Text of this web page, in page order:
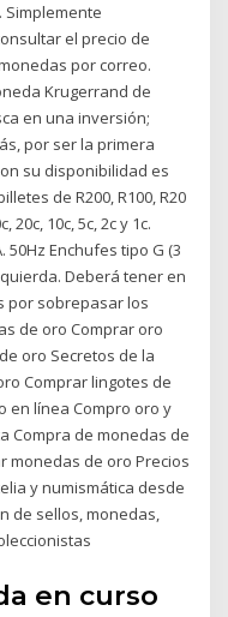
el precio de
por correo.
Krugerrand de
en una inversión;
por ser la primera
su disponibilidad es
de R200, R100, R20
20c, 10c, 5c, 2c y 1c.
50Hz Enchufes tipo G (3
Deberá tener en
por sobrepasar los
de oro Comprar oro
oro Secretos de la
Comprar lingotes de
en línea Compro oro y
Compra de monedas de
monedas de oro Precios
y numismática desde
de sellos, monedas,
en curso